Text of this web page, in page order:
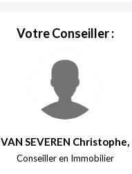
Votre Conseiller :
VAN SEVEREN Christophe,
Conseiller en Immobilier